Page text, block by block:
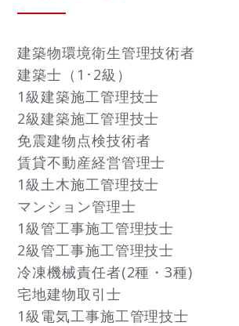
建築物環境衛生管理技術者
建築士（1･2級）
1級建築施工管理技士
2級建築施工管理技士
免震建物点検技術者
賃貸不動産経営管理士
1級土木施工管理技士
マンション管理士
1級管工事施工管理技士
2級管工事施工管理技士
冷凍機械責任者(2種・3種)
宅地建物取引士
1級電気工事施工管理技士